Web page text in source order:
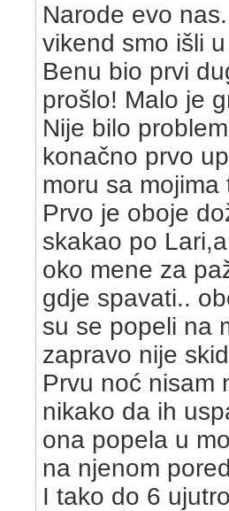
Narode evo
vikend smo išli
Benu bio prvi
prošlo! Malo je
Nije bilo
konačno prvo
moru sa
Prvo je oboje
skakao po
oko mene za
gdje spavati..
su se popeli na
zapravo nije
Prvu noć nisam
nikako da ih
ona popela u
na njenom
I tako do 6